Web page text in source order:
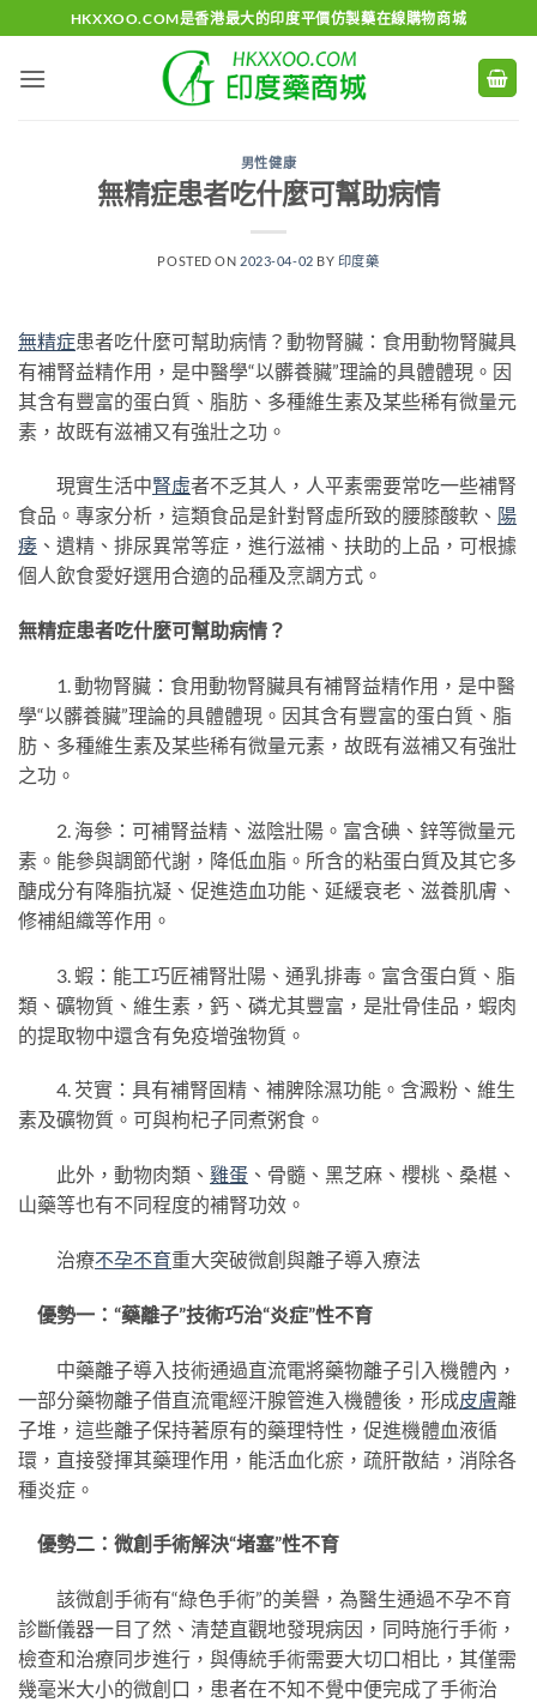
to
content
HKXXOO.COM是香港最大的印度平價仿製藥在線購物商城
男性健康
無精症患者吃什麼可幫助病情
POSTED ON 2023-04-02 BY 印度藥
無精症患者吃什麼可幫助病情？動物腎臟：食用動物腎臟具
有補腎益精作用，是中醫學“以髒養臟”理論的具體體現。因
其含有豐富的蛋白質、脂肪、多種維生素及某些稀有微量元
素，故既有滋補又有強壯之功。
現實生活中腎虛者不乏其人，人平素需要常吃一些補腎
食品。專家分析，這類食品是針對腎虛所致的腰膝酸軟、 陽
痿 、遺精、排尿異常等症，進行滋補、扶助的上品，可根據
個人飲食愛好選用合適的品種及烹調方式。
無精症患者吃什麼可幫助病情？
1. 動物腎臟：食用動物腎臟具有補腎益精作用，是中醫
學“以髒養臟”理論的具體體現。因其含有豐富的蛋白質、脂
肪、多種維生素及某些稀有微量元素，故既有滋補又有強壯
之功。
2. 海參：可補腎益精、滋陰壯陽。富含碘、鋅等微量元
素。能參與調節代謝，降低血脂。所含的粘蛋白質及其它多
醣成分有降脂抗凝、促進造血功能、延緩衰老、滋養肌膚、
修補組織等作用。
3. 蝦：能工巧匠補腎壯陽、通乳排毒。富含蛋白質、脂
類、礦物質、維生素，鈣、磷尤其豐富，是壯骨佳品，蝦肉
的提取物中還含有免疫增強物質。
4. 芡實：具有補腎固精、補脾除濕功能。含澱粉、維生
素及礦物質。可與枸杞子同煮粥食。
此外，動物肉類、 雞蛋 、骨髓、黑芝麻、櫻桃、桑椹、
山藥等也有不同程度的補腎功效。
治療不孕不育重大突破微創與離子導入療法
優勢一：“藥離子”技術巧治“炎症”性不育
中藥離子導入技術通過直流電將藥物離子引入機體內，
一部分藥物離子借直流電經汗腺管進入機體後，形成皮膚離
子堆，這些離子保持著原有的藥理特性，促進機體血液循
環，直接發揮其藥理作用，能活血化瘀，疏肝散結，消除各
種炎症。
優勢二：微創手術解決“堵塞”性不育
該微創手術有“綠色手術”的美譽，為醫生通過不孕不育
診斷儀器一目了然、清楚直觀地發現病因，同時施行手術，
檢查和治療同步進行，與傳統手術需要大切口相比，其僅需
幾毫米大小的微創口，患者在不知不覺中便完成了手術治